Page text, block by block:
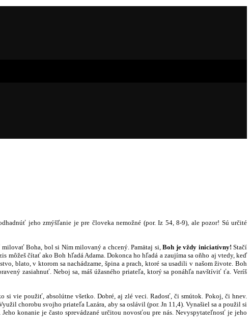
jeho zmýšľanie je pre človeka nemožné (por. Iz 54, 8-9), ale pozor! Sú určité
Boha, bol si Ním milovaný a chcený. Pamätaj si,Boh je vždy iniciatívny!Stačí
čítať ako Boh hľadá Adama. Dokonca ho hľadá a zaujíma sa oňho aj vtedy, keď
blato, v ktorom sa nachádzame, špina a prach, ktoré sa usadili v našom živote. Boh
zasiahnuť. Neboj sa, máš úžasného priateľa, ktorý sa ponáhľa navštíviť ťa. Veríš
si vie použiť, absolútne všetko. Dobré, aj zlé veci. Radosť, či smútok. Pokoj, či hnev.
chorobu svojho priateľa Lazára, aby sa oslávil (por. Jn 11,4). Vynašiel sa a použil si
konanie je často sprevádzané určitou novosťou pre nás. Nevyspytateľnosť je jeho